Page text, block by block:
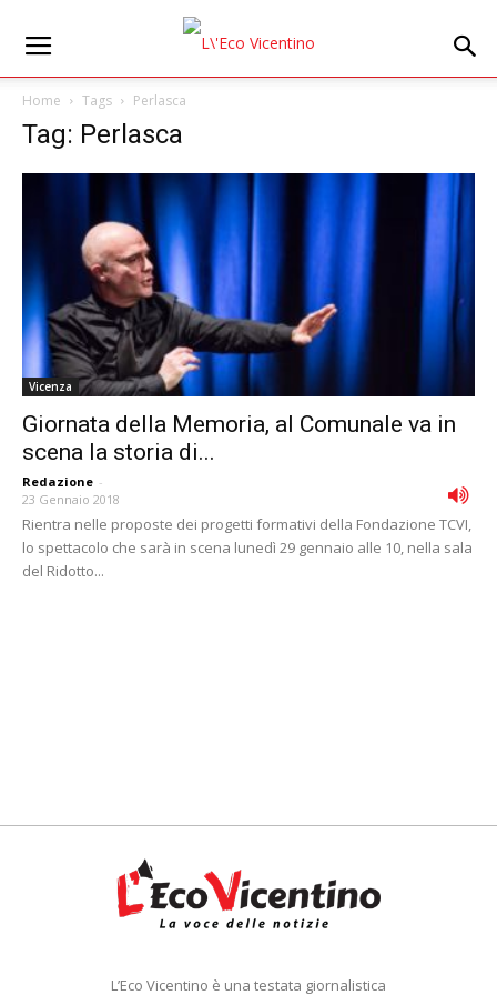
Home Tags Perlasca
Tag: Perlasca
Vicenza
Giornata della Memoria, al Comunale va in
scena la storia di...
Redazione -
23 Gennaio 2018
Rientra nelle proposte dei progetti formativi della Fondazione TCVI,
lo spettacolo che sarà in scena lunedì 29 gennaio alle 10, nella sala
del Ridotto...
L’Eco Vicentino è una testata giornalistica